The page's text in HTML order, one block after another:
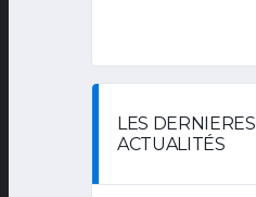
LES DERNIERES
ACTUALITÉS